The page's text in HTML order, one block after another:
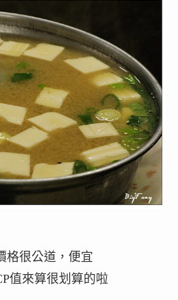
格很公道，便宜
值來算很划算的啦